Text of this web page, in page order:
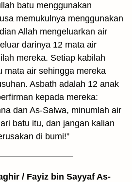
batu menggunakan
memukulnya menggunakan
Allah mengeluarkan air
darinya 12 mata air
mereka. Setiap kabilah
mata air sehingga mereka
Asbath adalah 12 anak
kepada mereka:
dan As-Salwa, minumlah air
batu itu, dan jangan kalian
di bumi!”
/ Fayiz bin Sayyaf As-